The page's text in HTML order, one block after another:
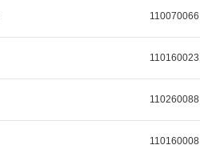
110070066
110160023
110260088
110160008